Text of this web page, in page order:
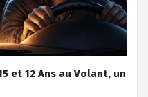
et 12 Ans au Volant, un